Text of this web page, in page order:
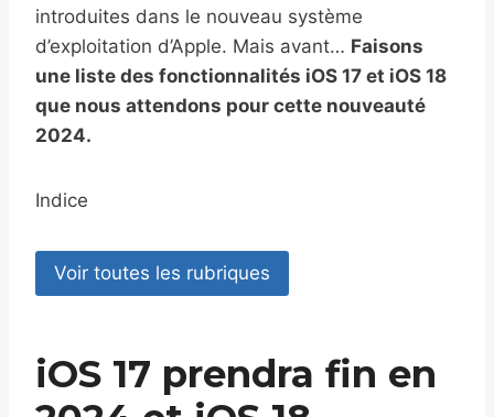
introduites dans le nouveau système
d’exploitation d’Apple. Mais avant… Faisons
une liste des fonctionnalités iOS 17 et iOS 18
que nous attendons pour cette nouveauté
2024.
Indice
Voir toutes les rubriques
iOS 17 prendra fin en